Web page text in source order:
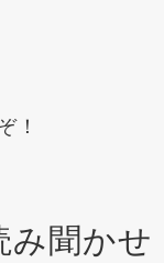
！
聞かせ